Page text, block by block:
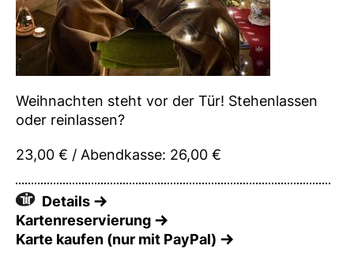
Weihnachten steht vor der Tür! Stehenlassen
oder reinlassen?
23,00 € / Abendkasse: 26,00 €
Details
Kartenreservierung
Karte kaufen (nur mit PayPal)